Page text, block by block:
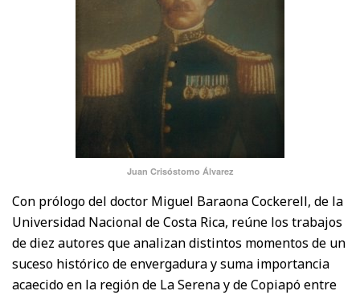
Juan Crisóstomo Álvarez
Con prólogo del doctor Miguel Baraona Cockerell, de la
Universidad Nacional de Costa Rica, reúne los trabajos
de diez autores que analizan distintos momentos de un
suceso histórico de envergadura y suma importancia
acaecido en la región de La Serena y de Copiapó entre